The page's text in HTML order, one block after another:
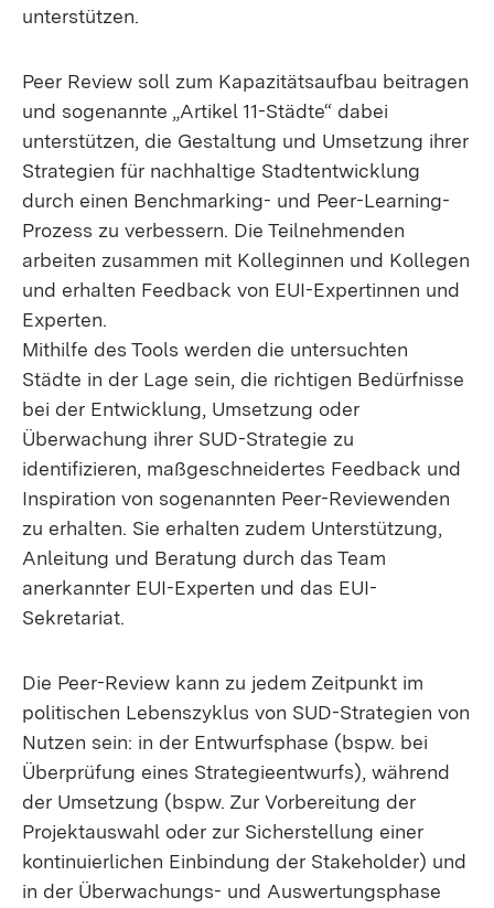
unterstützen.
Peer Review soll zum Kapazitätsaufbau beitragen
und sogenannte „Artikel 11-Städte“ dabei
unterstützen, die Gestaltung und Umsetzung ihrer
Strategien für nachhaltige Stadtentwicklung
durch einen Benchmarking- und Peer-Learning-
Prozess zu verbessern. Die Teilnehmenden
arbeiten zusammen mit Kolleginnen und Kollegen
und erhalten Feedback von EUI-Expertinnen und
Experten.
Mithilfe des Tools werden die untersuchten
Städte in der Lage sein, die richtigen Bedürfnisse
bei der Entwicklung, Umsetzung oder
Überwachung ihrer SUD-Strategie zu
identifizieren, maßgeschneidertes Feedback und
Inspiration von sogenannten Peer-Reviewenden
zu erhalten. Sie erhalten zudem Unterstützung,
Anleitung und Beratung durch das Team
anerkannter EUI-Experten und das EUI-
Sekretariat.
Die Peer-Review kann zu jedem Zeitpunkt im
politischen Lebenszyklus von SUD-Strategien von
Nutzen sein: in der Entwurfsphase (bspw. bei
Überprüfung eines Strategieentwurfs), während
der Umsetzung (bspw. Zur Vorbereitung der
Projektauswahl oder zur Sicherstellung einer
kontinuierlichen Einbindung der Stakeholder) und
in der Überwachungs- und Auswertungsphase